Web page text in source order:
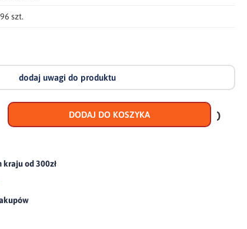
96 szt.
dodaj uwagi do produktu
DODAJ DO KOSZYKA
dodaj
do
kraju od 300zł